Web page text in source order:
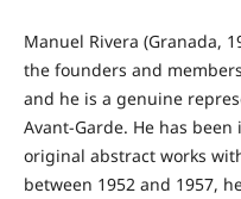
Manuel Rivera (Granada,
the founders and
and he is a genuine
Avant-Garde. He has
original abstract works
between 1952 and 1957,